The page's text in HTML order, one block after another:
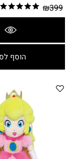
₪399
הוסף